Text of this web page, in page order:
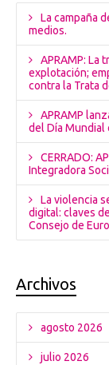
La campaña
medios.
APRAMP: La
explotación;
contra la Trata
APRAMP
del Día Mundial
CERRADO:
Integradora
La violencia
digital: claves
Consejo de
Archivos
agosto 2026
julio 2026